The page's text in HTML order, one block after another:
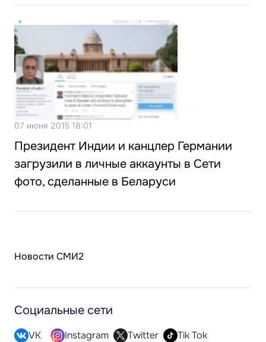
07 июня 2015 18:01
Президент Индии и канцлер Германии
загрузили в личные аккаунты в Сети
фото, сделанные в Беларуси
Новости СМИ2
Социальные сети
VK Instagram Twitter
Tik Tok